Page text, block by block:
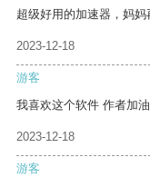
超级好用的加速器，妈妈
2023-12-18
游客
我喜欢这个软件 作者加油
2023-12-18
游客